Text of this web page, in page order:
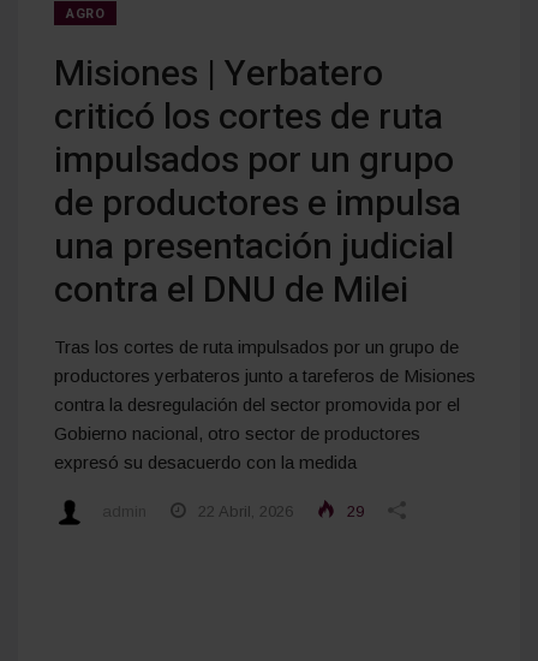
AGRO
Misiones | Yerbatero
criticó los cortes de ruta
impulsados por un grupo
de productores e impulsa
una presentación judicial
contra el DNU de Milei
Tras los cortes de ruta impulsados por un grupo de
productores yerbateros junto a tareferos de Misiones
contra la desregulación del sector promovida por el
Gobierno nacional, otro sector de productores
expresó su desacuerdo con la medida
22 Abril, 2026 29